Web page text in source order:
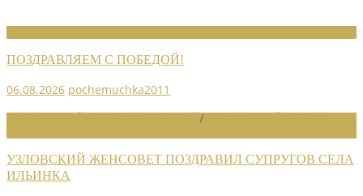
ПОЗДРАВЛЯЕМ С ПОБЕДОЙ!
06.08.2026 pochemuchka2011
/
УЗЛОВСКИЙ ЖЕНСОВЕТ ПОЗДРАВИЛ СУПРУГОВ СЕЛА
ИЛЬИНКА